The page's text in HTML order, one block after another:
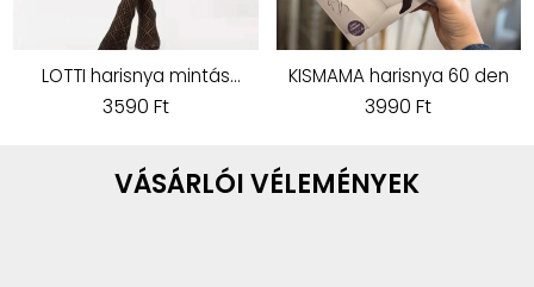
LOTTI harisnya mintás
barna
3590 Ft
KISMAMA harisnya 60 den
3990 Ft
VÁSÁRLÓI VÉLEMÉNYEK